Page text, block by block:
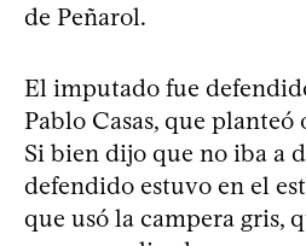
de Peñarol.
El imputado fue
Pablo Casas, que planteó
Si bien dijo que no iba a
defendido estuvo en el
que usó la campera gris,